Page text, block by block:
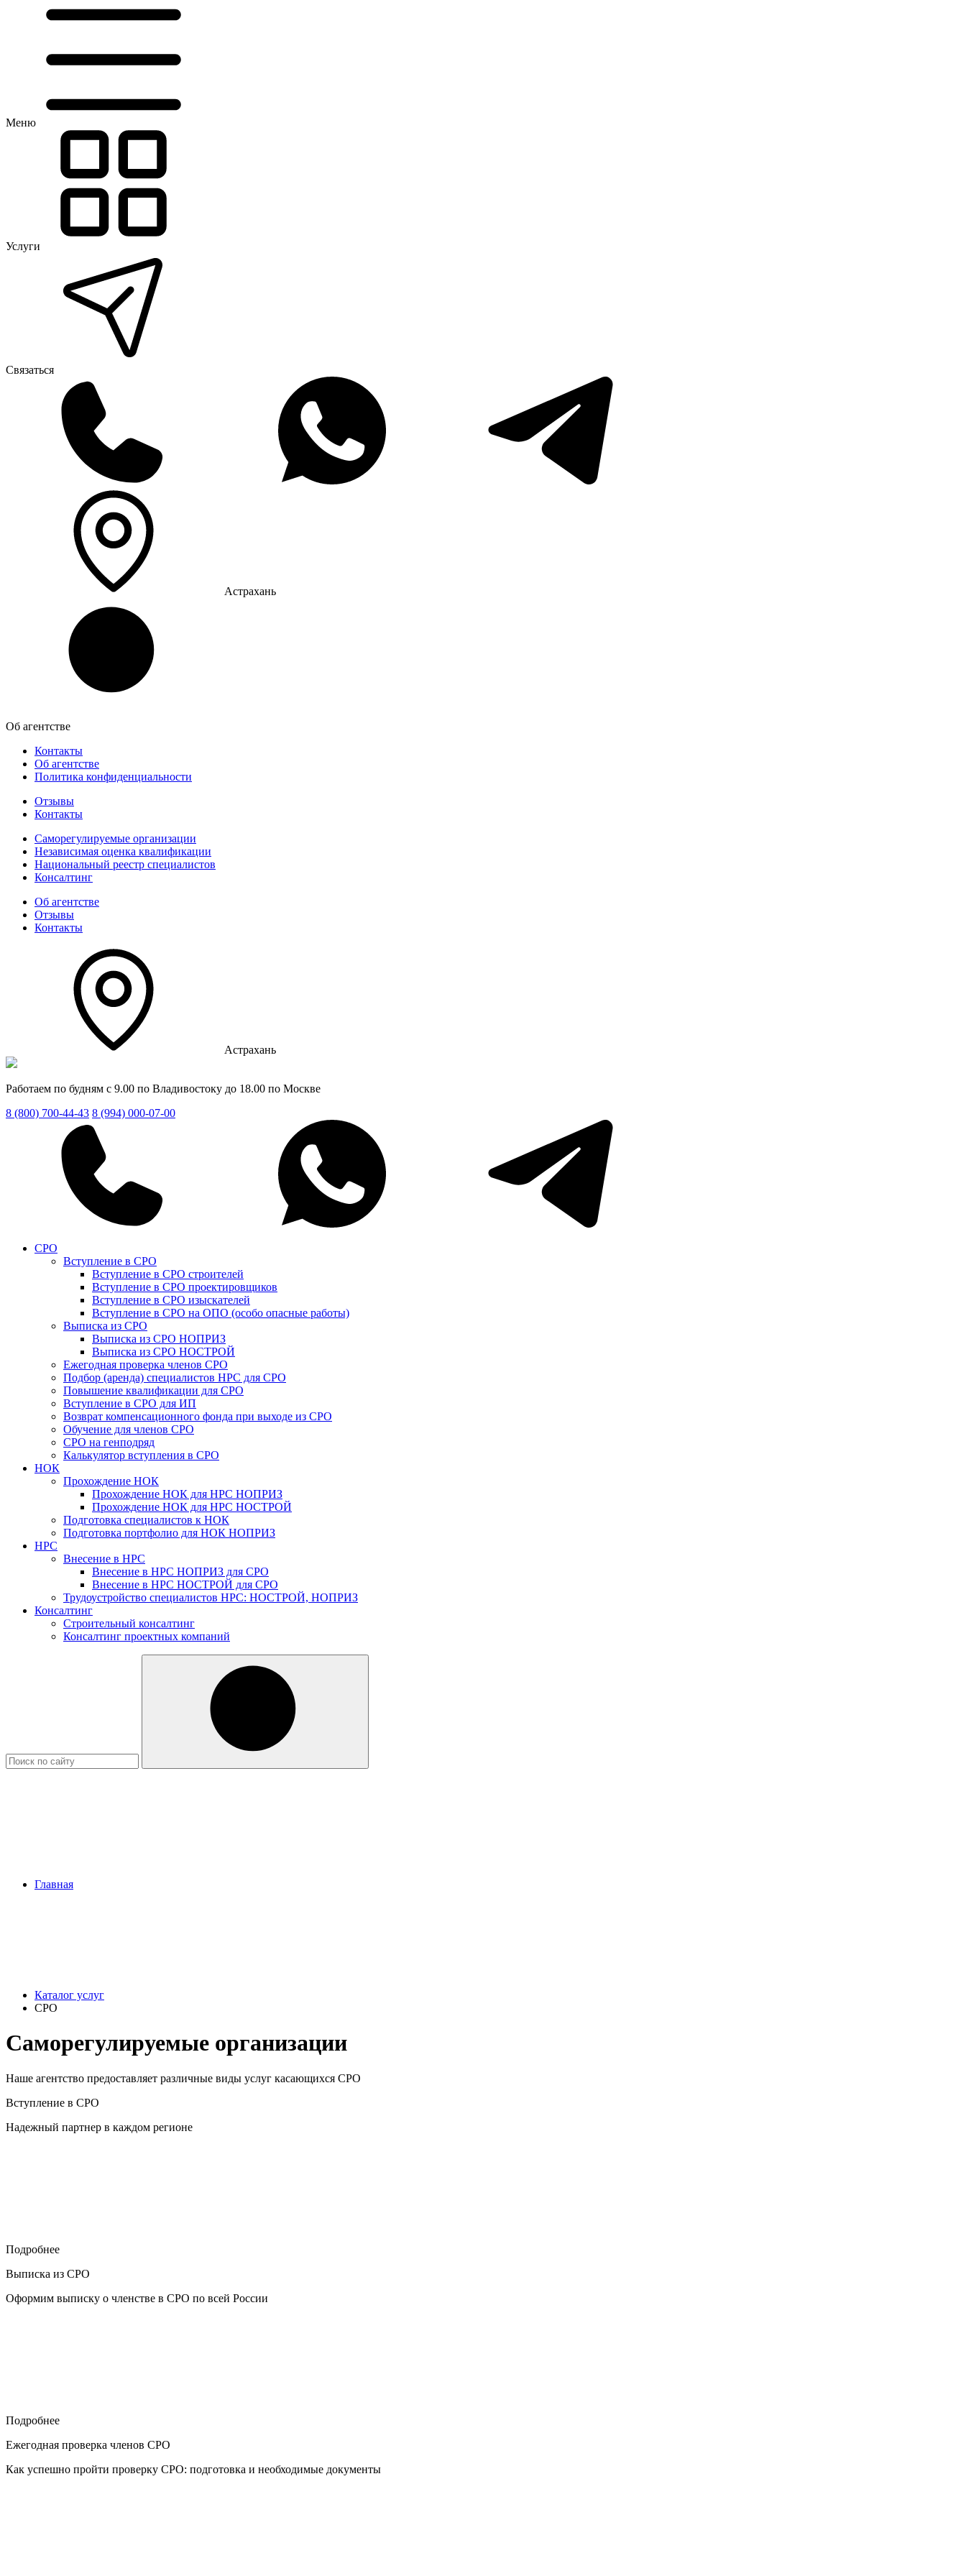
Меню
Услуги
Связаться
Астрахань
Об агентстве
Контакты
Об агентстве
Политика конфиденциальности
Отзывы
Контакты
Саморегулируемые организации
Независимая оценка квалификации
Национальный реестр специалистов
Консалтинг
Об агентстве
Отзывы
Контакты
Астрахань
Работаем по будням с 9.00 по Владивостоку до 18.00 по Москве
8 (800) 700-44-43 8 (994) 000-07-00
СРО
Вступление в СРО
Вступление в СРО строителей
Вступление в СРО проектировщиков
Вступление в СРО изыскателей
Вступление в СРО на ОПО (особо опасные работы)
Выписка из СРО
Выписка из СРО НОПРИЗ
Выписка из СРО НОСТРОЙ
Ежегодная проверка членов СРО
Подбор (аренда) специалистов НРС для СРО
Повышение квалификации для СРО
Вступление в СРО для ИП
Возврат компенсационного фонда при выходе из СРО
Обучение для членов СРО
СРО на генподряд
Калькулятор вступления в СРО
НОК
Прохождение НОК
Прохождение НОК для НРС НОПРИЗ
Прохождение НОК для НРС НОСТРОЙ
Подготовка специалистов к НОК
Подготовка портфолио для НОК НОПРИЗ
НРС
Внесение в НРС
Внесение в НРС НОПРИЗ для СРО
Внесение в НРС НОСТРОЙ для СРО
Трудоустройство специалистов НРС: НОСТРОЙ, НОПРИЗ
Консалтинг
Строительный консалтинг
Консалтинг проектных компаний
Главная
Каталог услуг
СРО
Саморегулируемые организации
Наше агентство предоставляет различные виды услуг касающихся СРО
Вступление в СРО
Надежный партнер в каждом регионе
Подробнее
Выписка из СРО
Оформим выписку о членстве в СРО по всей России
Подробнее
Ежегодная проверка членов СРО
Как успешно пройти проверку СРО: подготовка и необходимые документы